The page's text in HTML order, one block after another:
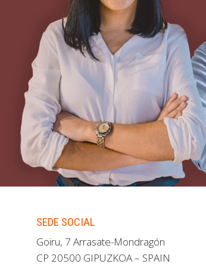
SEDE SOCIAL
Goiru, 7 Arrasate-Mondragón
CP 20500 GIPUZKOA – SPAIN